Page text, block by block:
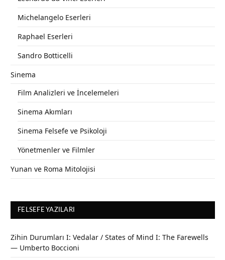
Michelangelo Eserleri
Raphael Eserleri
Sandro Botticelli
Sinema
Film Analizleri ve İncelemeleri
Sinema Akımları
Sinema Felsefe ve Psikoloji
Yönetmenler ve Filmler
Yunan ve Roma Mitolojisi
FELSEFE YAZILARI
Zihin Durumları I: Vedalar / States of Mind I: The Farewells
— Umberto Boccioni